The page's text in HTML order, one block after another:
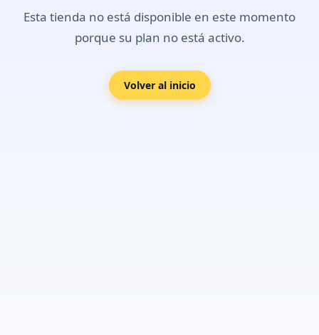
Esta tienda no está disponible en este momento
porque su plan no está activo.
Volver al inicio